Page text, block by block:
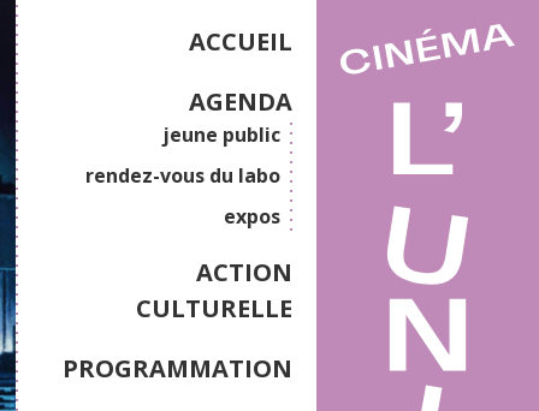
ACCUEIL
AGENDA
jeune public
rendez-vous du labo
expos
ACTION
CULTURELLE
PROGRAMMATION